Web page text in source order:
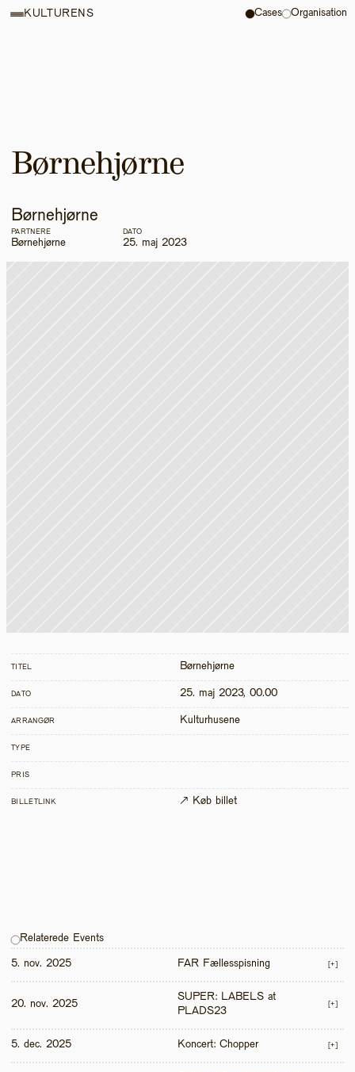
Børnehjørne
Børnehjørne
PARTNERE
Børnehjørne
DATO
25. maj 2023
TITEL Børnehjørne
DATO 25. maj 2023, 00.00
ARRANGØR Kulturhusene
TYPE
PRIS
BILLETLINK ↗ Køb billet
Relaterede Events
5. nov. 2025 FAR Fællesspisning [+]
20. nov. 2025
SUPER: LABELS at
PLADS23
[+]
5. dec. 2025 Koncert: Chopper [+]
KULTURENS Cases Organisation